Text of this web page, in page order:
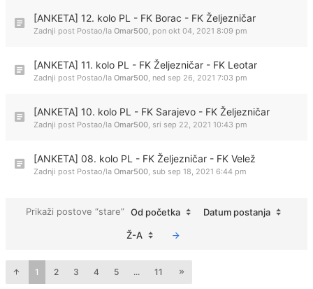
[ANKETA] 12. kolo PL - FK Borac - FK Željezničar
Zadnji post Postao/la Omar500, pon okt 04, 2021 8:09 pm
[ANKETA] 11. kolo PL - FK Željezničar - FK Leotar
Zadnji post Postao/la Omar500, ned sep 26, 2021 7:03 pm
[ANKETA] 10. kolo PL - FK Sarajevo - FK Željezničar
Zadnji post Postao/la Omar500, sri sep 22, 2021 10:43 pm
[ANKETA] 08. kolo PL - FK Željezničar - FK Velež
Zadnji post Postao/la Omar500, sub sep 18, 2021 6:44 pm
Prikaži postove “stare” Od početka Datum postanja
Ž-A
1 2 3 4 5 ... 11